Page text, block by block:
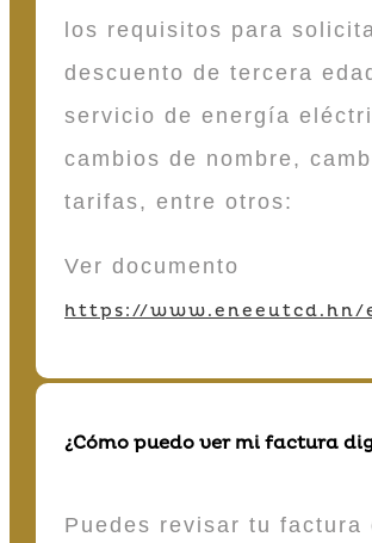
los requisitos para
descuento de tercera
servicio de energía
cambios de nombre,
tarifas, entre otros:
Ver documento
https://
¿Cómo puedo ver mi factura
Puedes revisar tu factura